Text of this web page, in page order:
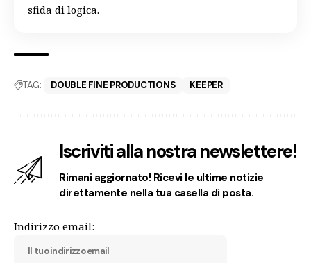
sfida di logica.
TAG: DOUBLE FINE PRODUCTIONS KEEPER
Iscriviti alla nostra newslettere!
Rimani aggiornato! Ricevi le ultime notizie
direttamente nella tua casella di posta.
Indirizzo email: